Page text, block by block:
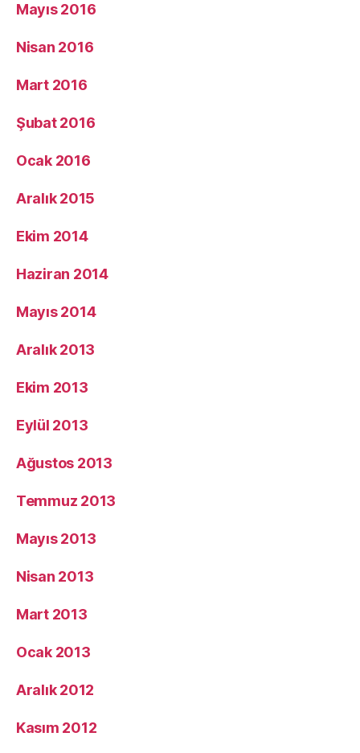
Mayıs 2016
Nisan 2016
Mart 2016
Şubat 2016
Ocak 2016
Aralık 2015
Ekim 2014
Haziran 2014
Mayıs 2014
Aralık 2013
Ekim 2013
Eylül 2013
Ağustos 2013
Temmuz 2013
Mayıs 2013
Nisan 2013
Mart 2013
Ocak 2013
Aralık 2012
Kasım 2012